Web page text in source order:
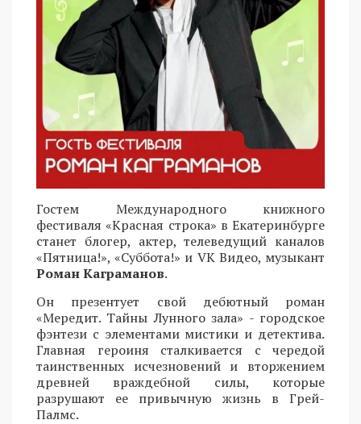
Гостем Международного книжного
фестиваля «Красная строка» в Екатеринбурге
станет блогер, актер, телеведущий каналов
«Пятница!», «Суббота!» и VK Видео, музыкант
Роман Каграманов.
Он презентует свой дебютный роман
«Мередит. Тайны Лунного зала» - городское
фэнтези с элементами мистики и детектива.
Главная героиня сталкивается с чередой
таинственных исчезновений и вторжением
древней враждебной силы, которые
разрушают ее привычную жизнь в Грей-
Палмс.